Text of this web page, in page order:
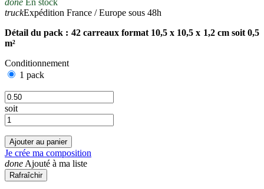
done En stock
truckExpédition France / Europe sous 48h
Détail du pack : 42 carreaux format 10,5 x 10,5 x 1,2 cm soit 0,5
m²
Conditionnement
1 pack
soit
Ajouter au panier
Je crée ma composition
done Ajouté à ma liste